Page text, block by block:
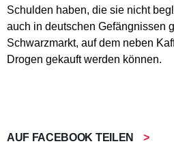
Schulden haben, die sie nicht
auch in deutschen Gefängnissen
Schwarzmarkt, auf dem neben
Drogen gekauft werden können.
AUF FACEBOOK TEILEN